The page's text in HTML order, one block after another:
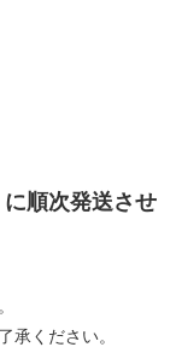
に順次発送させ
承ください。